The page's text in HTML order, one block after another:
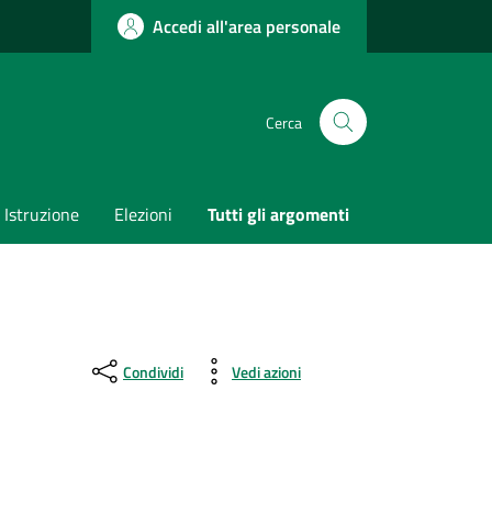
Accedi all'area personale
Cerca
Istruzione Elezioni Tutti gli argomenti
Condividi Vedi azioni